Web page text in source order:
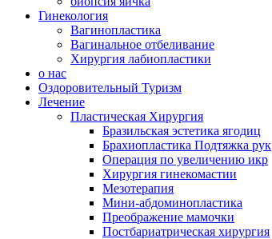
Гинекология
Вагинопластика
Вагинальное отбеливание
Хирургия лабиопластики
о нас
Оздоровительный Туризм
Лечение
Пластическая Хирургия
Бразильская эстетика ягодиц
Брахиопластика Подтяжка рук
Операция по увеличению икр
Хирургия гинекомастии
Мезотерапия
Мини-абдоминопластика
Преображение мамочки
Постбариатрическая хирургия